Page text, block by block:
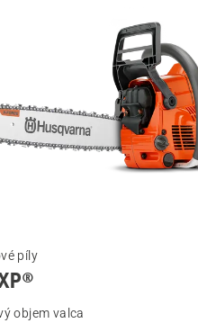
píly
objem valca